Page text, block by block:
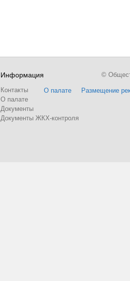
Информация
Контакты
О палате
Документы
Документы ЖКХ-контроля
О палате Размещение
©